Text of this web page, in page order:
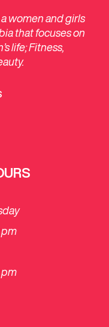
women and girls
that focuses on
life; Fitness,
pm
pm